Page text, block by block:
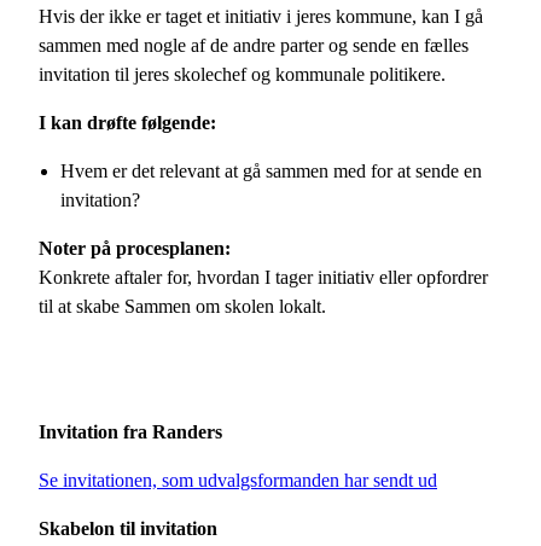
Hvis der ikke er taget et initiativ i jeres kommune, kan I gå
sammen med nogle af de andre parter og sende en fælles
invitation til jeres skolechef og kommunale politikere.
I kan drøfte følgende:
Hvem er det relevant at gå sammen med for at sende en
invitation?
Noter på procesplanen:
Konkrete aftaler for, hvordan I tager initiativ eller opfordrer
til at skabe Sammen om skolen lokalt.
Invitation fra Randers
Se invitationen, som udvalgsformanden har sendt ud
Skabelon til invitation